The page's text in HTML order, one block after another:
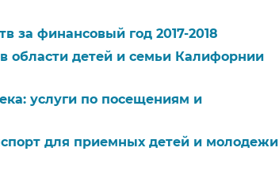
за финансовый год 2017-2018​​
области детей и семьи Калифорнии
услуги по посещениям и
для приемных детей и молодежи​​